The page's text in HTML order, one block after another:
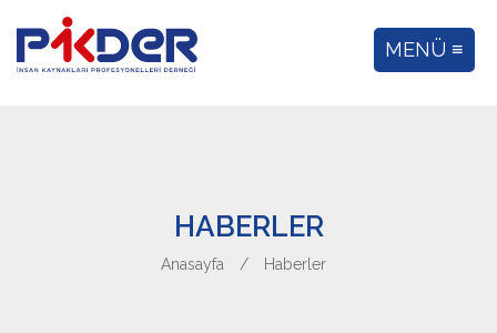
MENÜ ≡
HABERLER
Anasayfa / Haberler